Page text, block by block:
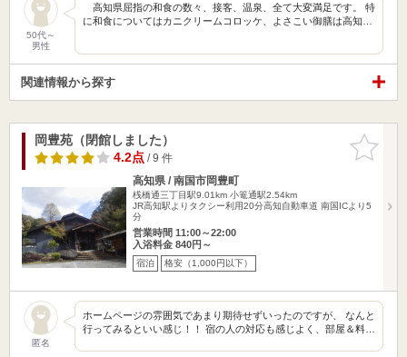
50代～
男性
高知県屈指の和食の数々、接客、温泉、全て大変満足です。 特
に和食についてはカニクリームコロッケ、よさこい御膳は高知…
関連情報から探す
お気に入
りに追加
岡豊苑（閉館しました）
4.2点/ 9 件
高知県 / 南国市岡豊町
桟橋通三丁目駅9.01km 小篭通駅2.54km
JR高知駅よりタクシー利用20分高知自動車道 南国ICより5
分
営業時間 11:00～22:00
入浴料金 840円～
宿泊 格安（1,000円以下）
匿名
ホームページの雰囲気であまり期待せずいったのですが、 なんと
行ってみるといい感じ！！ 宿の人の対応も感じよく、部屋＆料…